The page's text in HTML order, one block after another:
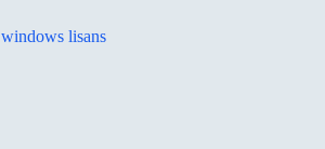
windows lisans